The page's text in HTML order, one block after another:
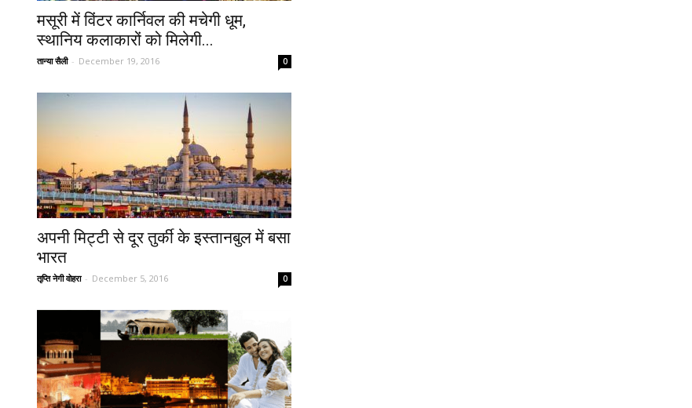
मसूरी में विंटर कार्निवल की मचेगी धूम,
स्थानिय कलाकारों को मिलेगी...
तान्या सैली - December 19, 2016 0
अपनी मिट्टी से दूर तुर्की के इस्तानबुल में बसा
भारत
तृप्ति नेगी वोहरा - December 5, 2016 0